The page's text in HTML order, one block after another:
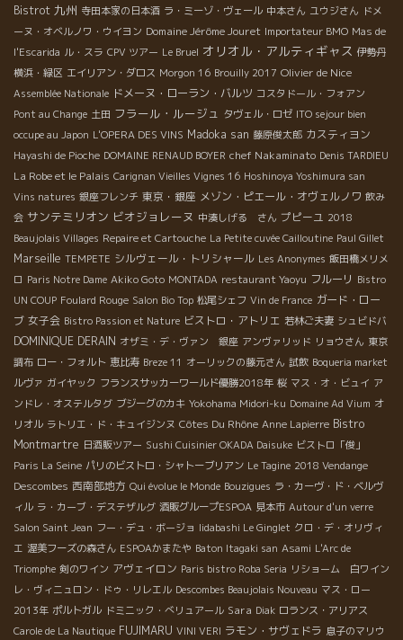
Bistrot 九州 寺田本家の日本酒 ラ・ミーゾ・ヴェール 中本さん ユウジさん ドメ
ーヌ・オベルノワ・ウイヨン Domaine Jérôme Jouret Importateur BMO Mas de
l'Escarida ル・スラ CPV ツアー Le Bruel オリオル・アルティギャス 伊勢丹
横浜・緑区 エイリアン・ダロス Morgon 16 Brouilly 2017 Olivier de Nice
Assemblée Nationale ドメーヌ・ローラン・バルツ コスタドール・フォアン
Pont au Change 土田 フラール・ルージュ タヴェル・ロゼ ITO sejour bien
occupe au Japon L'OPERA DES VINS Madoka san 藤原俊太郎 カスティヨン
Hayashi de Pioche DOMAINE RENAUD BOYER chef Nakaminato Denis TARDIEU
La Robe et le Palais Carignan Vieilles Vignes 16 Hoshinoya Yoshimura san
Vins natures 銀座フレンチ 東京・銀座 メゾン・ピエール・オヴェルノワ 飲み
会 サンテミリオン ビオジョレーヌ 中湊しげる さん プピーユ 2018
Beaujolais Villages Repaire et Cartouche La Petite cuvée Cailloutine Paul Gillet
Marseille TEMPETE シルヴェール・トリシャール Les Anonymes 飯田橋メリメ
ロ Paris Notre Dame Akiko Goto MONTADA restaurant Yaoyu フルーリ Bistro
UN COUP Foulard Rouge Salon Bio Top 松尾シェフ Vin de France ガード・ロー
ブ 女子会 Bistro Passion et Nature ビストロ・アトリエ 若林ご夫妻 シュビドバ
DOMINIQUE DERAIN オザミ・デ・ヴァン 銀座 アンヴァリッド リョウさん 東京
調布 ロー・フォルト 恵比寿 Breze 11 オーリックの藤元さん 試飲 Boqueria market
ルヴァ ガイヤック フランスサッカーワールド優勝2018年 桜 マス・オ・ビュイ ア
ンドレ・オステルタグ ブジーグのカキ Yokohama Midori-ku Domaine Ad Vium オ
リオル ラトリエ・ド・キュイジンヌ Côtes Du Rhône Anne Lapierre Bistro
Montmartre 日酒販ツアー Sushi Cuisinier OKADA Daisuke ビストロ「俊」
Paris La Seine パリのビストロ・シャトーブリアン Le Tagine 2018 Vendange
Descombes 西南部地方 Qui évolue le Monde Bouzigues ラ・カーヴ・ド・ベルヴ
ィル ラ・カーブ・デステザルグ 酒販グループESPOA 見本市 Autour d'un verre
Salon Saint Jean フー・デュ・ボージョ Iidabashi Le Ginglet クロ・デ・オリヴィ
エ 渥美フーズの森さん ESPOAかまたや Baton Itagaki san Asami L'Arc de
Triomphe 剣のワイン アヴェイロン Paris bistro Roba Seria リショーム 白ワイン
レ・ヴィニュロン・ドゥ・リレエル Descombes Beaujolais Nouveau マス・ロー
2013年 ポルトガル ドミニック・べリュアール Sara Diak ロランス・アリアス
Carole de La Nautique FUJIMARU VINI VERI ラモン・サヴェドラ 息子のマリウ